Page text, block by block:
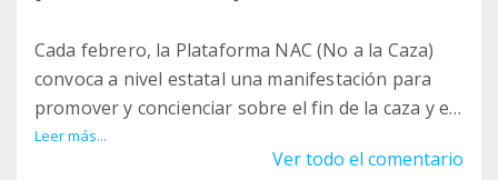
Cada febrero, la Plataforma NAC (No a la Caza)
convoca a nivel estatal una manifestación para
promover y concienciar sobre el fin de la caza y en
particular la caza con perro. España es el único
país de la Unión Europea en el que está permitida
Leer más...
Ver todo el comentario